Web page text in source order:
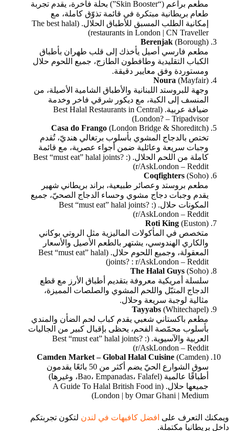
مطعم براعم (“Skin Booster”) بحلّة فاخرة، يقدم تجربة
طعام بريطانية مبتكرة في قائمة تذوّق كاملة، مع
إمكانية الطلب المسبق للأطباق الحلال. (The best halal
restaurants in London | CN Traveller)
Berenjak (Borough)
مطعم فارسي أصيل يأخذك إلى قلب طهران بأطباق
الكباب التقليدية وطافطون الطازج، جميع اللحوم حلال
ومستوردة وفق معايير دقيقة.
Noura (Mayfair)
وجهة للبروستد اللبنانية والأطباق الشامية الأصيلة، من
المنسف إلى الكبة، مع ديكور شرقي فاخر وخدمة
ضيافة عربية. (Best Halal Restaurants in Central
London? – Tripadvisor)
Casa do Frango (London Bridge & Shoreditch)
تختص بالدجاج المشوي بأسلوب برتغالي هنديّ، تُقدم
وجبات سريعة وعائلية ضمن أجواء عصرية، مع قائمة
كاملة من اللحم الحلال. (Best “must eat” halal joints? :
r/AskLondon – Reddit)
Coqfighters (Soho)
مطعم بروستد وعصائر طبيعية، براند بريطاني شهير
يقدم وجبات دجاج مشوي وحساء الدجاج الصحيّ، جميع
المكونات حلال. (Best “must eat” halal joints? :
r/AskLondon – Reddit)
Roti King (Euston)
متخصص في المأكولات الماليزية مثل الروتي بوكاني
والكاري الهندوسي، يشتهر بالطعم الأصيل والأسعار
المعقولة، وجميع اللحوم حلال. (Best “must eat” halal
joints? : r/AskLondon – Reddit)
The Halal Guys (Soho)
سلسلة أمريكية معروفة بتقديم أطباق الأرز مع قطع
الدجاج المتبّل واللحم المشوي والصلصات المميزة،
مثالية لوجبة سريعة وحلال.
Tayyabs (Whitechapel)
مطعم باكستاني شعبي يقدم كباب لحم الضأن والمندي
بأسلوب محمّصة الفحم، يحظى بإقبال كبير من الجاليات
العربية والآسيوية. (Best “must eat” halal joints? :
r/AskLondon – Reddit)
Camden Market – Global Halal Cuisine (Camden)
سوق الشوارع الحيّ يضم أكثر من 50 بائعًا يقدمون
أطباقًا عالمية (Bao، Empanadas، Falafel، وغيرها)
جميعها حلال. (A Guide To Halal British Food in
London | by Omar Ghani | Medium)
ويمكنك التعرف على افضل كافيهات في لندن لتكون تجربتكم
داخل بريطانيا مكتملة.